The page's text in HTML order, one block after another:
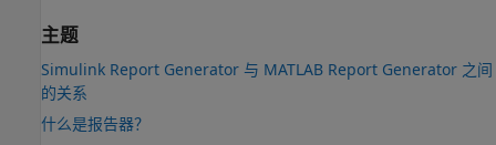
主题
Simulink Report Generator 与 MATLAB Report Generator 之间
的关系
什么是报告器？